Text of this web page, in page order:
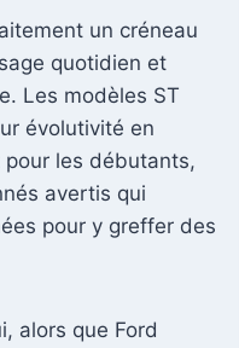
un créneau
quotidien et
Les modèles ST
évolutivité en
pour les débutants,
avertis qui
pour y greffer des
alors que Ford